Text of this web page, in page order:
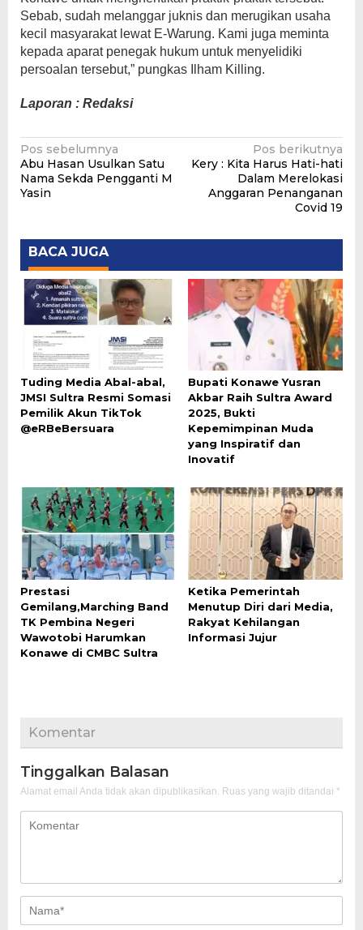
Sebab, sudah melanggar juknis dan merugikan usaha
kecil masyarakat lewat E-Warung. Kami juga meminta
kepada aparat penegak hukum untuk menyelidiki
persoalan tersebut,” pungkas Ilham Killing.
Laporan : Redaksi
Navigasi
pos
Pos sebelumnya
Abu Hasan Usulkan Satu
Nama Sekda Pengganti M
Yasin
Pos berikutnya
Kery : Kita Harus Hati-hati
Dalam Merelokasi
Anggaran Penanganan
Covid 19
BACA JUGA
Tuding Media Abal-abal,
JMSI Sultra Resmi Somasi
Pemilik Akun TikTok
@eRBeBersuara
Bupati Konawe Yusran
Akbar Raih Sultra Award
2025, Bukti
Kepemimpinan Muda
yang Inspiratif dan
Inovatif
Prestasi
Gemilang,Marching Band
TK Pembina Negeri
Wawotobi Harumkan
Konawe di CMBC Sultra
Ketika Pemerintah
Menutup Diri dari Media,
Rakyat Kehilangan
Informasi Jujur
Komentar
Tinggalkan Balasan
Alamat email Anda tidak akan dipublikasikan. Ruas yang wajib ditandai *